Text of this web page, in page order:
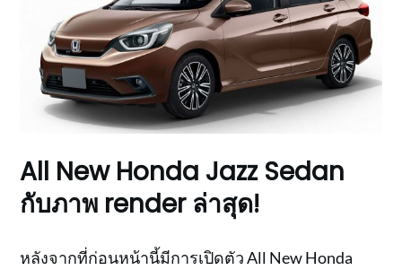
All New Honda Jazz Sedan
กับภาพ render ล่าสุด!
หลังจากที่ก่อนหน้านี้มีการเปิดตัว All New Honda